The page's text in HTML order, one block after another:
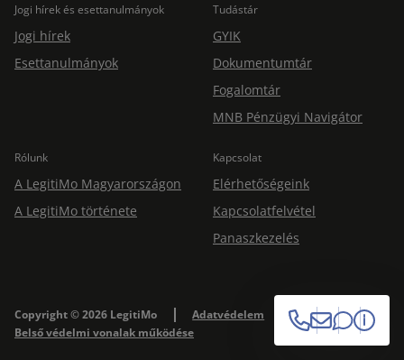
Jogi hírek és esettanulmányok
Jogi hírek
Esettanulmányok
Tudástár
GYIK
Dokumentumtár
Fogalomtár
MNB Pénzügyi Navigátor
Rólunk
A LegitiMo Magyarországon
A LegitiMo története
Kapcsolat
Elérhetőségeink
Kapcsolatfelvétel
Panaszkezelés
Copyright © 2026 LegitiMo Adatvédelem
Impresszum
Belső védelmi vonalak működése